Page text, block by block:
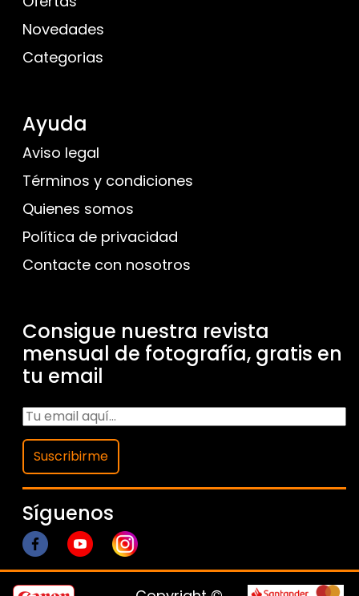
Novedades
Categorias
Ayuda
Aviso legal
Términos y condiciones
Quienes somos
Política de privacidad
Contacte con nosotros
Consigue nuestra revista
mensual de fotografía, gratis en
tu email
Suscribirme
Síguenos